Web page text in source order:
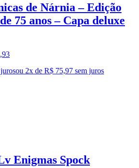
de Nárnia – Edição
75 anos – Capa deluxe
,93
ou 2x de R$ 75,97 sem juros
Enigmas Spock